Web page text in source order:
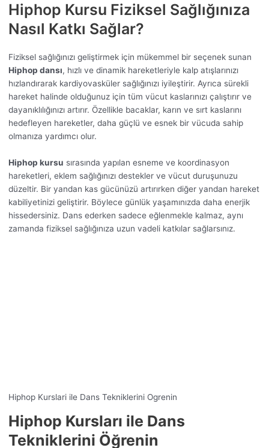
Hiphop Kursu Fiziksel Sağlığınıza
Nasıl Katkı Sağlar?
Fiziksel sağlığınızı geliştirmek için mükemmel bir seçenek sunan
Hiphop dansı, hızlı ve dinamik hareketleriyle kalp atışlarınızı
hızlandırarak kardiyovasküler sağlığınızı iyileştirir. Ayrıca sürekli
hareket halinde olduğunuz için tüm vücut kaslarınızı çalıştırır ve
dayanıklılığınızı artırır. Özellikle bacaklar, karın ve sırt kaslarını
hedefleyen hareketler, daha güçlü ve esnek bir vücuda sahip
olmanıza yardımcı olur.
Hiphop kursu sırasında yapılan esneme ve koordinasyon
hareketleri, eklem sağlığınızı destekler ve vücut duruşunuzu
düzeltir. Bir yandan kas gücünüzü artırırken diğer yandan hareket
kabiliyetinizi geliştirir. Böylece günlük yaşamınızda daha enerjik
hissedersiniz. Dans ederken sadece eğlenmekle kalmaz, aynı
zamanda fiziksel sağlığınıza uzun vadeli katkılar sağlarsınız.
Hiphop Kurslari ile Dans Tekniklerini Ogrenin
Hiphop Kursları ile Dans
Tekniklerini Öğrenin